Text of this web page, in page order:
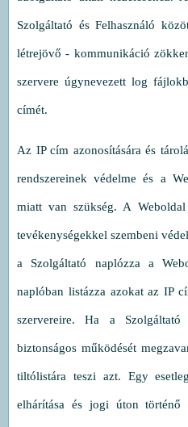
Szolgáltató és Felhasználó
létrejövő - kommunikáció
szervere úgynevezett log
címét.
Az IP cím azonosítására és
rendszereinek védelme és a
miatt van szükség. A
tevékenységekkel szembeni
a Szolgáltató naplózza a
naplóban listázza azokat az IP
szervereire. Ha a
biztonságos működését
tiltólistára teszi azt. Egy
elhárítása és jogi úton történő